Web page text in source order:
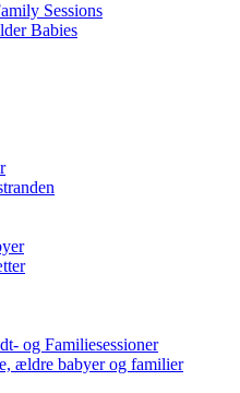
Sessions
Babies
og Familiesessioner
ældre babyer og familier